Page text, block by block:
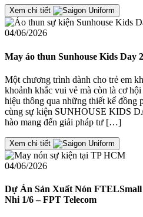
Xem chi tiết
04/06/2026
May áo thun Sunhouse Kids Day
Một chương trình dành cho trẻ em
khoảnh khắc vui vẻ mà còn là cơ
hiệu thông qua những thiết kế đồng
cùng sự kiện SUNHOUSE KIDS
hào mang đến giải pháp tư […]
Xem chi tiết
04/06/2026
Dự Án Sản Xuất Nón
Nhi 1/6 – FPT Telecom